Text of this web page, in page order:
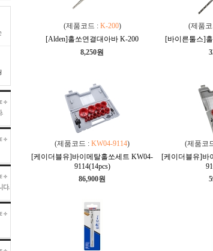
(제품코드 : K-200)
[Alden]홀쏘연결대아바 K-200
8,250원
(제품
[바이른툴스]
(제품코드 : KW04-9114)
[케이더블유]바이메탈홀쏘세트 KW04-
9114(14pcs)
86,900원
(제품코
[케이더블유]바